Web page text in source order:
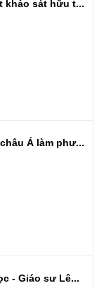
khảo sát hữu t...
Á làm phư...
- Giáo sư Lê...